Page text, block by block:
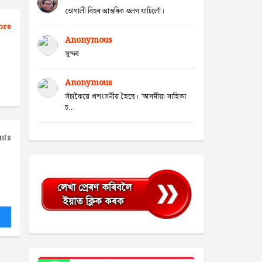
ভোগালী বিহুৰ আন্তৰিক ওলগ যাচিলোঁ।
Anonymous
সুন্দৰ
Anonymous
সঁচাকৈয়ে প্ৰশংসনীয় হৈছে। "অসমীয়া সাহিত্য
চ...